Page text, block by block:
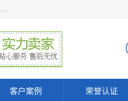
深圳市宝安区石岩瑞鑫五金制品厂主要经营丝杆加工、恒压阀、长轴加工、数控车床加工、叶轮、车铣复合加工等业务,深圳市宝安区石岩瑞鑫五金制品厂产品广泛应用于按摩椅、各类阀门、电机等石化类、机械类产品.
客户案例 荣誉认证